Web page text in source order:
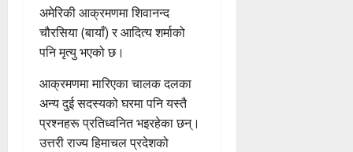
अमेरिकी आक्रमणमा शिवानन्द
चौरसिया (बायाँ) र आदित्य शर्माको
पनि मृत्यु भएको छ।
आक्रमणमा मारिएका चालक दलका
अन्य दुई सदस्यको घरमा पनि यस्तै
प्रश्नहरू प्रतिध्वनित भइरहेका छन्।
उत्तरी राज्य हिमाचल प्रदेशको